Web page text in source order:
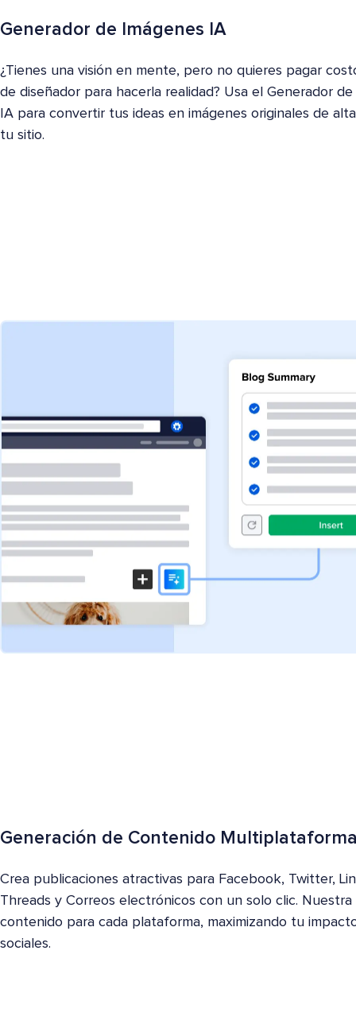
Generador de Imágenes IA
¿Tienes una visión en mente, pero no quieres pagar
de diseñador para hacerla realidad? Usa el Generador
IA para convertir tus ideas en imágenes originales de
tu sitio.
Generación de Contenido
Crea publicaciones atractivas para Facebook, Twitter,
Threads y Correos electrónicos con un solo clic.
contenido para cada plataforma, maximizando tu
sociales.